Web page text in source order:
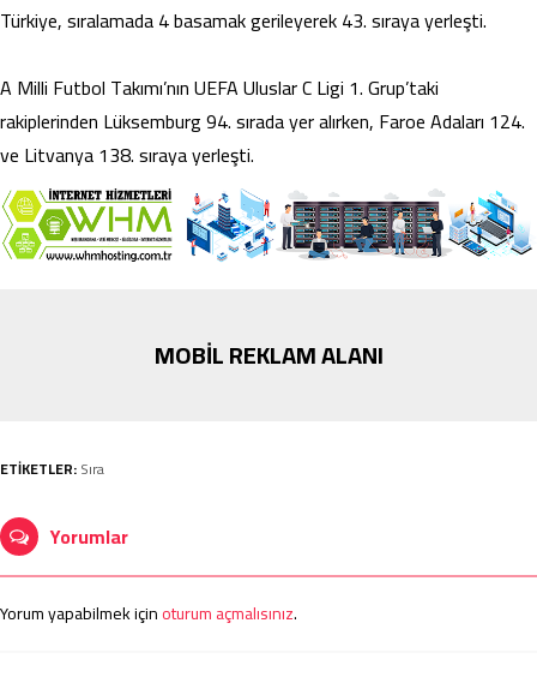
Türkiye, sıralamada 4 basamak gerileyerek 43. sıraya yerleşti.
A Milli Futbol Takımı’nın UEFA Uluslar C Ligi 1. Grup’taki
rakiplerinden Lüksemburg 94. sırada yer alırken, Faroe Adaları 124.
ve Litvanya 138. sıraya yerleşti.
MOBİL REKLAM ALANI
ETİKETLER:Sıra
Yorumlar
Yorum yapabilmek içinoturum açmalısınız.